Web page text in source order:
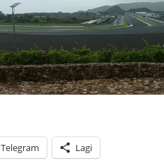
Telegram Lagi